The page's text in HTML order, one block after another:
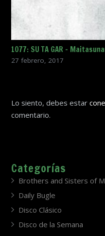
1077: SU TA GAR –
27 febrero, 2017
Lo siento, debes estar
comentario.
Categorías
Brothers and Sisters of
Daily Bugle
Disco Clásico
Disco de la Semana